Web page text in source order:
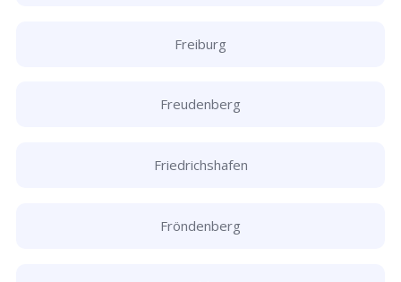
Freiburg
Freudenberg
Friedrichshafen
Fröndenberg